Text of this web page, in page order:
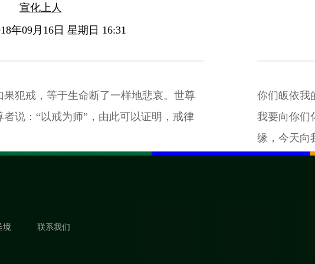
宣化上人
年09月16日 星期日 16:31
犯戒，等于生命断了一样地悲哀。世尊
说：“以戒为师”，由此可以证明，戒律
你们皈依我
我要向你们
缘，今天向
境 联系我们